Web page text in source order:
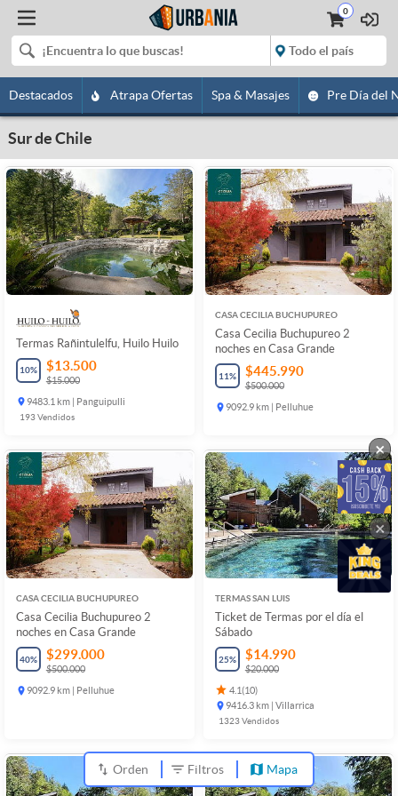
0
Destacados Atrapa Ofertas Spa & Masajes Pre Día del
Sur de Chile
Termas Rañintulelfu, Huilo Huilo
10% $13.500
$15.000
9483.1 km | Panguipulli
193Vendidos
CASA CECILIA BUCHUPUREO
Casa Cecilia Buchupureo 2
noches en Casa Grande
11% $445.990
$500.000
9092.9 km | Pelluhue
CASA CECILIA BUCHUPUREO
Casa Cecilia Buchupureo 2
noches en Casa Grande
40% $299.000
$500.000
9092.9 km | Pelluhue
TERMAS SAN LUIS
Ticket de Termas por el día el
Sábado
25% $14.990
$20.000
4.1(10)
9416.3 km | Villarrica
1323Vendidos
Orden Filtros Mapa
×
×